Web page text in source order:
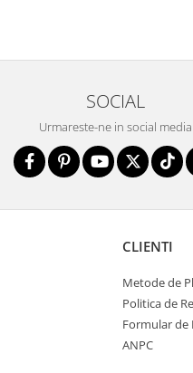
SOCIAL
Urmareste-ne in social media
CLIENTI
Metode de
Politica de
Formular de
ANPC